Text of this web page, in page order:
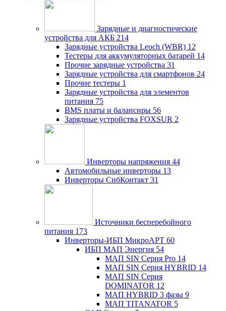
Зарядные и диагностические
устройства для АКБ 214
Зарядные устройства Leoch (WBR) 12
Тестеры для аккумуляторных батарей 14
Прочие зарядные устройства 31
Зарядные устройства для смартфонов 24
Прочие тестеры 1
Зарядные устройства для элементов
питания 75
BMS платы и балансиры 56
Зарядные устройства FOXSUR 2
Инверторы напряжения 44
Автомобильные инверторы 13
Инверторы СибКонтакт 31
Источники бесперебойного
питания 173
Инверторы-ИБП МикроАРТ 60
ИБП МАП Энергия 54
МАП SIN Серия Pro 14
МАП SIN Серия HYBRID 14
МАП SIN Серия
DOMINATOR 12
МАП HYBRID 3 фазы 9
МАП TITANATOR 5